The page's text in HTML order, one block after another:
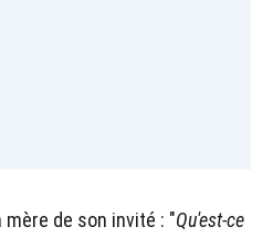
de son invité : "Qu'est-ce